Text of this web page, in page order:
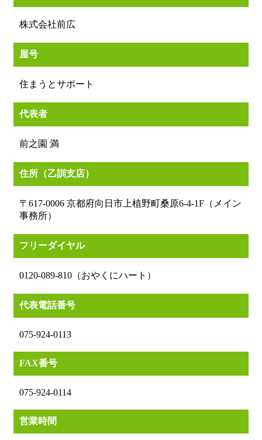
株式会社前広
屋号
住まうとサポート
代表者
前之園 満
住所（乙訓支店）
〒617-0006 京都府向日市上植野町桑原6-4-1F（メイン
事務所）
フリーダイヤル
0120-089-810（おやくにハート）
代表電話番号
075-924-0113
FAX番号
075-924-0114
営業時間